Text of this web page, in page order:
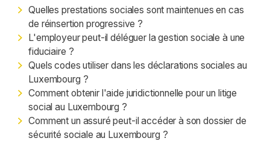
Quelles prestations sociales sont maintenues en cas
de réinsertion progressive ?
L'employeur peut-il déléguer la gestion sociale à une
fiduciaire ?
Quels codes utiliser dans les déclarations sociales au
Luxembourg ?
Comment obtenir l'aide juridictionnelle pour un litige
social au Luxembourg ?
Comment un assuré peut-il accéder à son dossier de
sécurité sociale au Luxembourg ?